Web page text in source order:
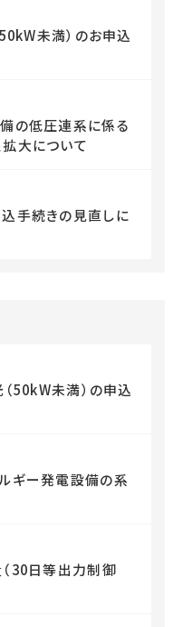
未満）のお申込
の低圧連系に係る
大について
手続きの見直しに
50kW未満）の申込
ギー発電設備の系
30日等出力制御